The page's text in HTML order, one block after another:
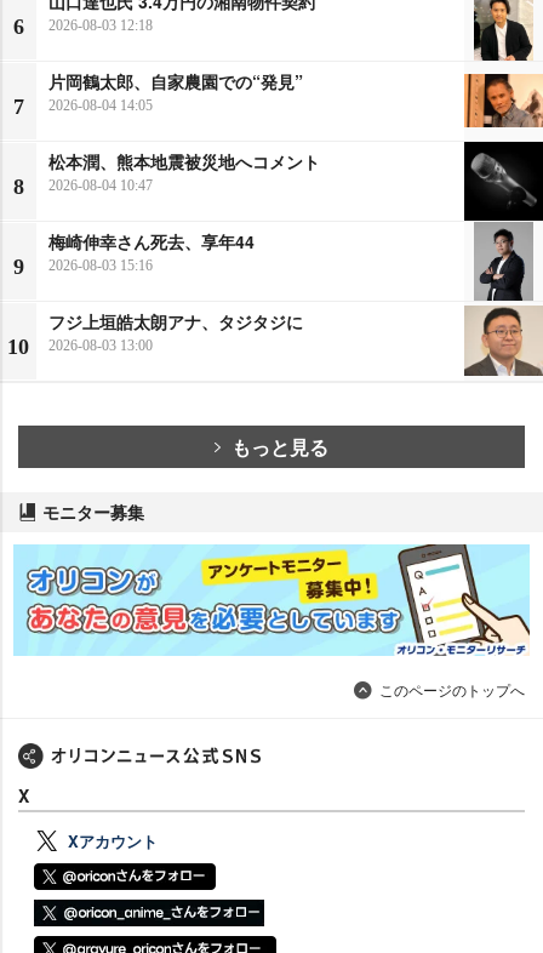
6 2026-08-03 12:18
7
片岡鶴太郎、自家農園での“発見”
2026-08-04 14:05
8
松本潤、熊本地震被災地へコメント
2026-08-04 10:47
9
梅崎伸幸さん死去、享年44
2026-08-03 15:16
10
フジ上垣皓太朗アナ、タジタジに
2026-08-03 13:00
もっと見る
モニター募集
このページのトップへ
X
Xアカウント